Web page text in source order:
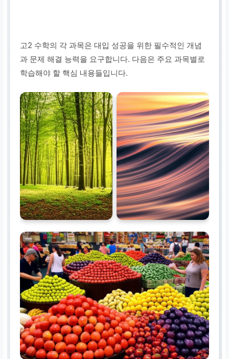
고2 수학의 각 과목은 대입 성공을 위한 필수적인 개념
과 문제 해결 능력을 요구합니다. 다음은 주요 과목별로
학습해야 할 핵심 내용들입니다.